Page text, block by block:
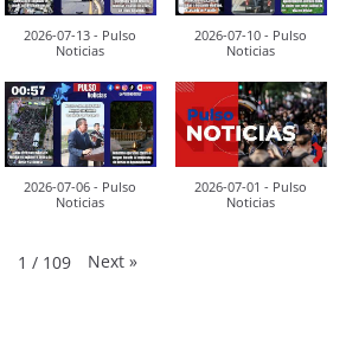
2026-07-13 - Pulso
Noticias
2026-07-10 - Pulso
Noticias
2026-07-06 - Pulso
Noticias
2026-07-01 - Pulso
Noticias
1 / 109 Next »